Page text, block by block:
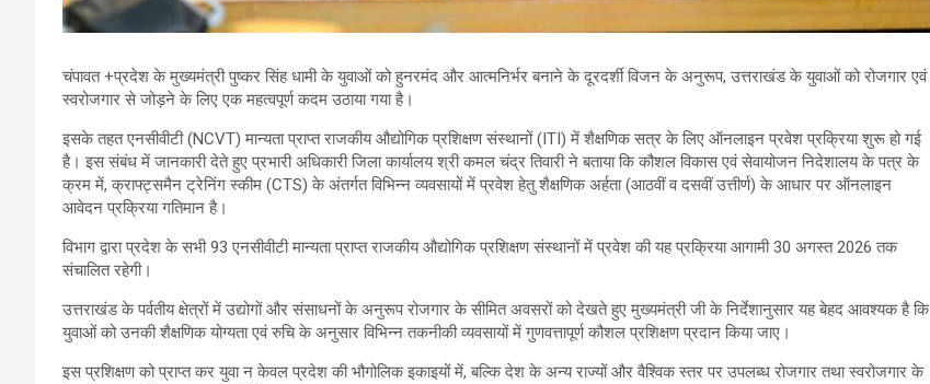
चंपावत +प्रदेश के मुख्यमंत्री पुष्कर सिंह धामी के युवाओं को हुनरमंद और आत्मनिर्भर बनाने के दूरदर्शी विजन के अनुरूप, उत्तराखंड के युवाओं को रोजगार एवं
स्वरोजगार से जोड़ने के लिए एक महत्वपूर्ण कदम उठाया गया है।
इसके तहत एनसीवीटी (NCVT) मान्यता प्राप्त राजकीय औद्योगिक प्रशिक्षण संस्थानों (ITI) में शैक्षणिक सत्र के लिए ऑनलाइन प्रवेश प्रक्रिया शुरू हो गई
है। इस संबंध में जानकारी देते हुए प्रभारी अधिकारी जिला कार्यालय श्री कमल चंद्र तिवारी ने बताया कि कौशल विकास एवं सेवायोजन निदेशालय के पत्र के
क्रम में, क्राफ्ट्समैन ट्रेनिंग स्कीम (CTS) के अंतर्गत विभिन्न व्यवसायों में प्रवेश हेतु शैक्षणिक अर्हता (आठवीं व दसवीं उत्तीर्ण) के आधार पर ऑनलाइन
आवेदन प्रक्रिया गतिमान है।
विभाग द्वारा प्रदेश के सभी 93 एनसीवीटी मान्यता प्राप्त राजकीय औद्योगिक प्रशिक्षण संस्थानों में प्रवेश की यह प्रक्रिया आगामी 30 अगस्त 2026 तक
संचालित रहेगी।
उत्तराखंड के पर्वतीय क्षेत्रों में उद्योगों और संसाधनों के अनुरूप रोजगार के सीमित अवसरों को देखते हुए मुख्यमंत्री जी के निर्देशानुसार यह बेहद आवश्यक है कि
युवाओं को उनकी शैक्षणिक योग्यता एवं रुचि के अनुसार विभिन्न तकनीकी व्यवसायों में गुणवत्तापूर्ण कौशल प्रशिक्षण प्रदान किया जाए।
इस प्रशिक्षण को प्राप्त कर युवा न केवल प्रदेश की भौगोलिक इकाइयों में, बल्कि देश के अन्य राज्यों और वैश्विक स्तर पर उपलब्ध रोजगार तथा स्वरोजगार के